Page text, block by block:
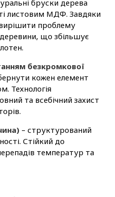
бруски дерева
листовим МДФ. Завдяки
вирішити проблему
що збільшує
безкромкової
кожен елемент
Технологія
та всебічний захист
– структурований
Стійкий до
температур та